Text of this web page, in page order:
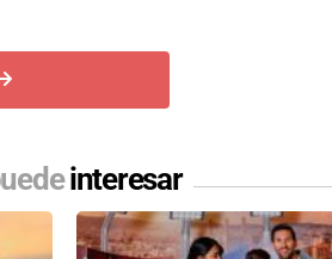
interesar